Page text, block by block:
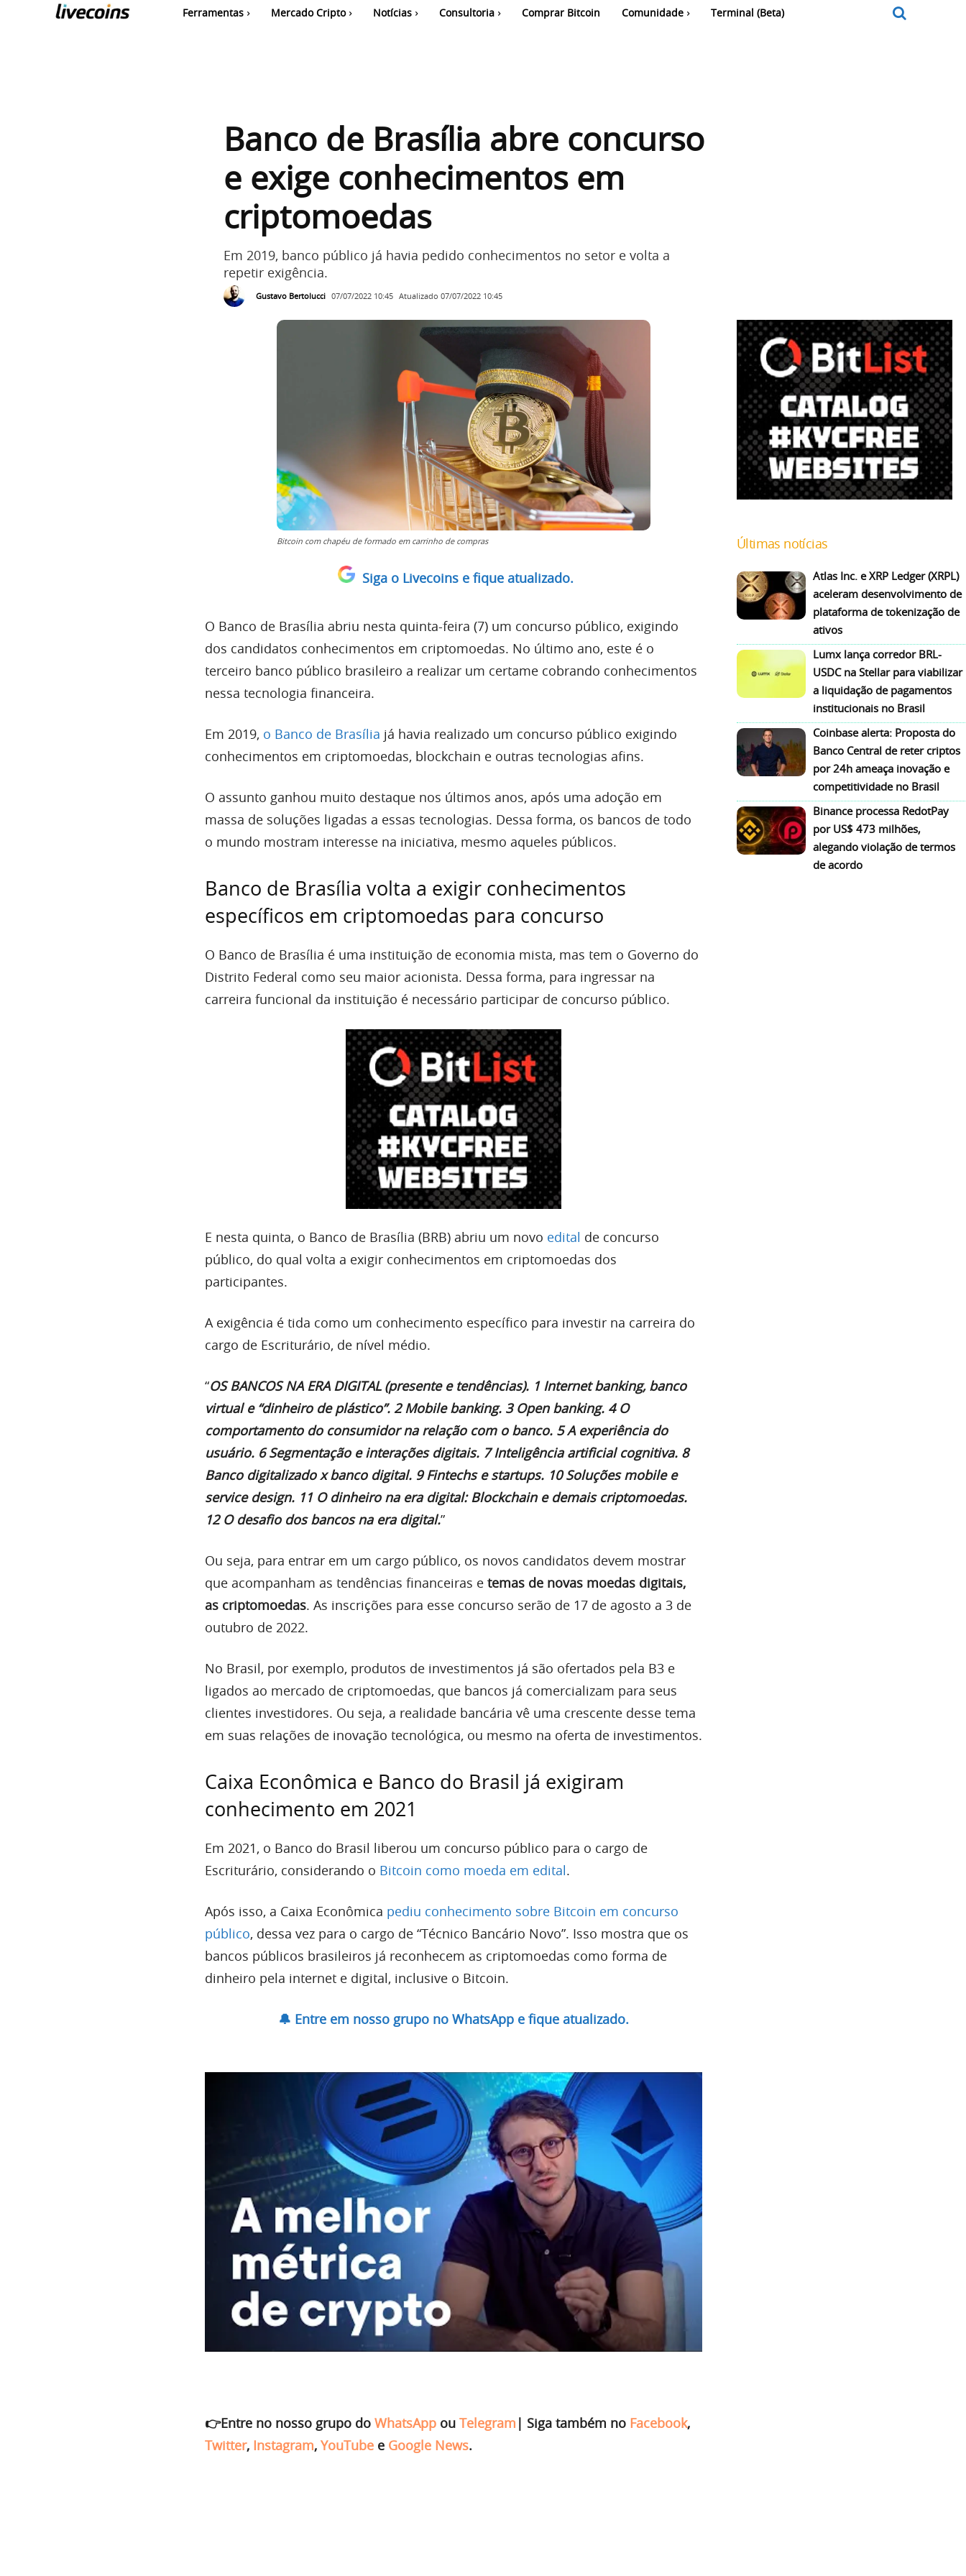
Ferramentas Mercado Cripto Notícias Consultoria Comprar Bitcoin Comunidade Terminal (Beta)
Banco de Brasília abre concurso
e exige conhecimentos em
criptomoedas
Em 2019, banco público já havia pedido conhecimentos no setor e volta a
repetir exigência.
Gustavo Bertolucci 07/07/2022 10:45 Atualizado 07/07/2022 10:45
Bitcoin com chapéu de formado em carrinho de compras
Siga o Livecoins e fique atualizado.
O Banco de Brasília abriu nesta quinta-feira (7) um concurso público, exigindo
dos candidatos conhecimentos em criptomoedas. No último ano, este é o
terceiro banco público brasileiro a realizar um certame cobrando conhecimentos
nessa tecnologia financeira.
Em 2019, o Banco de Brasília já havia realizado um concurso público exigindo
conhecimentos em criptomoedas, blockchain e outras tecnologias afins.
O assunto ganhou muito destaque nos últimos anos, após uma adoção em
massa de soluções ligadas a essas tecnologias. Dessa forma, os bancos de todo
o mundo mostram interesse na iniciativa, mesmo aqueles públicos.
Banco de Brasília volta a exigir conhecimentos
específicos em criptomoedas para concurso
O Banco de Brasília é uma instituição de economia mista, mas tem o Governo do
Distrito Federal como seu maior acionista. Dessa forma, para ingressar na
carreira funcional da instituição é necessário participar de concurso público.
E nesta quinta, o Banco de Brasília (BRB) abriu um novo edital de concurso
público, do qual volta a exigir conhecimentos em criptomoedas dos
participantes.
A exigência é tida como um conhecimento específico para investir na carreira do
cargo de Escriturário, de nível médio.
“OS BANCOS NA ERA DIGITAL (presente e tendências). 1 Internet banking, banco
virtual e “dinheiro de plástico”. 2 Mobile banking. 3 Open banking. 4 O
comportamento do consumidor na relação com o banco. 5 A experiência do
usuário. 6Segmentação e interações digitais. 7 Inteligência artificial cognitiva. 8
Banco digitalizado x banco digital. 9 Fintechs e startups. 10 Soluções mobile e
service design. 11 O dinheiro na era digital: Blockchain e demais criptomoedas.
12 O desafio dosbancos na era digital.”
Ou seja, para entrar em um cargo público, os novos candidatos devem mostrar
que acompanham as tendências financeiras e temas de novas moedas digitais,
as criptomoedas. As inscrições para esse concurso serão de 17 de agosto a 3 de
outubro de 2022.
No Brasil, por exemplo, produtos de investimentos já são ofertados pela B3 e
ligados ao mercado de criptomoedas, que bancos já comercializam para seus
clientes investidores. Ou seja, a realidade bancária vê uma crescente desse tema
em suas relações de inovação tecnológica, ou mesmo na oferta de investimentos.
Caixa Econômica e Banco do Brasil já exigiram
conhecimento em 2021
Em 2021, o Banco do Brasil liberou um concurso público para o cargo de
Escriturário, considerando o Bitcoin como moeda em edital.
Após isso, a Caixa Econômica pediu conhecimento sobre Bitcoin em concurso
público, dessa vez para o cargo de “Técnico Bancário Novo”. Isso mostra que os
bancos públicos brasileiros já reconhecem as criptomoedas como forma de
dinheiro pela internet e digital, inclusive o Bitcoin.
🔔 Entre em nosso grupo no WhatsApp e fique atualizado.
👉Entre no nosso grupo do WhatsApp ou Telegram | Siga também no Facebook,
Twitter, Instagram, YouTube e Google News.
Últimas notícias
Atlas Inc. e XRP Ledger (XRPL)
aceleram desenvolvimento de
plataforma de tokenização de
ativos
Lumx lança corredor BRL-
USDC na Stellar para viabilizar
a liquidação de pagamentos
institucionais no Brasil
Coinbase alerta: Proposta do
Banco Central de reter criptos
por 24h ameaça inovação e
competitividade no Brasil
Binance processa RedotPay
por US$ 473 milhões,
alegando violação de termos
de acordo